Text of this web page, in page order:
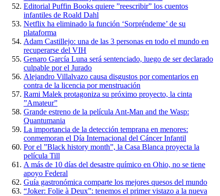
Editorial Puffin Books quiere ”reescribir” los cuentos
infantiles de Roald Dahl
Netflix ha eliminado la función ‘Sorpréndeme’ de su
plataforma
Adam Castillejo: una de las 3 personas en todo el mundo en
recuperarse del VIH
Genaro García Luna será sentenciado, luego de ser declarado
culpable por el Jurado
Alejandro Villalvazo causa disgustos por comentarios en
contra de la licencia por menstruación
Rami Malek protagoniza su próximo proyecto, la cinta
”Amateur”
Grande estreno de la película Ant-Man and the Wasp:
Quantumania
La importancia de la detección temprana en menores:
conmemoran el Día Internacional del Cáncer Infantil
Por el ”Black history month”, la Casa Blanca proyecta la
película Till
A más de 10 días del desastre químico en Ohio, no se tiene
apoyo Federal
Guía gastronómica comparte los mejores quesos del mundo
“Joker: Folie à Deux”: tenemos el primer vistazo a la nueva